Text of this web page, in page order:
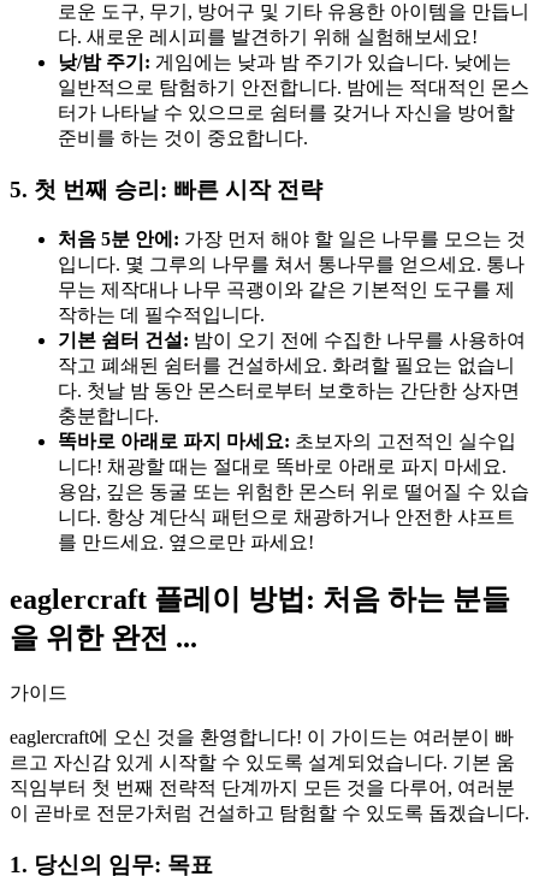
로운 도구, 무기, 방어구 및 기타 유용한 아이템을 만듭니
다. 새로운 레시피를 발견하기 위해 실험해보세요!
낮/밤 주기: 게임에는 낮과 밤 주기가 있습니다. 낮에는
일반적으로 탐험하기 안전합니다. 밤에는 적대적인 몬스
터가 나타날 수 있으므로 쉼터를 갖거나 자신을 방어할
준비를 하는 것이 중요합니다.
5. 첫 번째 승리: 빠른 시작 전략
처음 5분 안에: 가장 먼저 해야 할 일은 나무를 모으는 것
입니다. 몇 그루의 나무를 쳐서 통나무를 얻으세요. 통나
무는 제작대나 나무 곡괭이와 같은 기본적인 도구를 제
작하는 데 필수적입니다.
기본 쉼터 건설: 밤이 오기 전에 수집한 나무를 사용하여
작고 폐쇄된 쉼터를 건설하세요. 화려할 필요는 없습니
다. 첫날 밤 동안 몬스터로부터 보호하는 간단한 상자면
충분합니다.
똑바로 아래로 파지 마세요: 초보자의 고전적인 실수입
니다! 채광할 때는 절대로 똑바로 아래로 파지 마세요.
용암, 깊은 동굴 또는 위험한 몬스터 위로 떨어질 수 있습
니다. 항상 계단식 패턴으로 채광하거나 안전한 샤프트
를 만드세요. 옆으로만 파세요!
eaglercraft 플레이 방법: 처음 하는 분들
을 위한 완전 ...
가이드
eaglercraft에 오신 것을 환영합니다! 이 가이드는 여러분이 빠
르고 자신감 있게 시작할 수 있도록 설계되었습니다. 기본 움
직임부터 첫 번째 전략적 단계까지 모든 것을 다루어, 여러분
이 곧바로 전문가처럼 건설하고 탐험할 수 있도록 돕겠습니다.
1. 당신의 임무: 목표